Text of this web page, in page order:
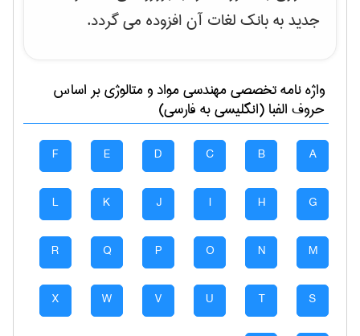
جدید به بانک لغات آن افزوده می گردد.
واژه نامه تخصصیمهندسی مواد و متالوژیبر اساس
حروف الفبا (انگلیسی به فارسی)
A
B
C
D
E
F
G
H
I
J
K
L
M
N
O
P
Q
R
S
T
U
V
W
X